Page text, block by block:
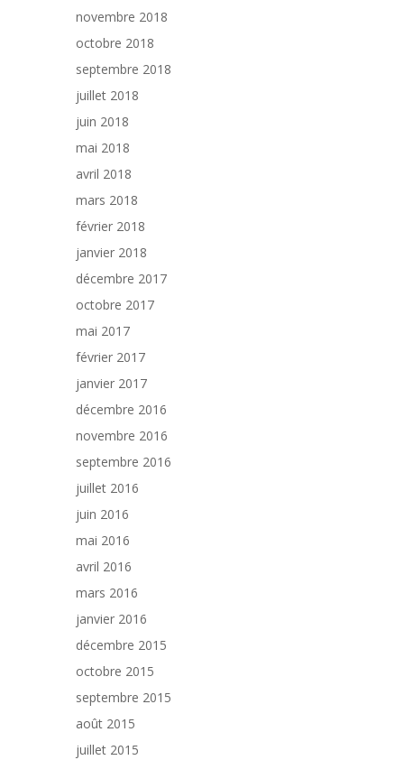
novembre 2018
octobre 2018
septembre 2018
juillet 2018
juin 2018
mai 2018
avril 2018
mars 2018
février 2018
janvier 2018
décembre 2017
octobre 2017
mai 2017
février 2017
janvier 2017
décembre 2016
novembre 2016
septembre 2016
juillet 2016
juin 2016
mai 2016
avril 2016
mars 2016
janvier 2016
décembre 2015
octobre 2015
septembre 2015
août 2015
juillet 2015